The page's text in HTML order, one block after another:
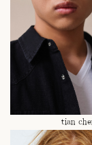
tian